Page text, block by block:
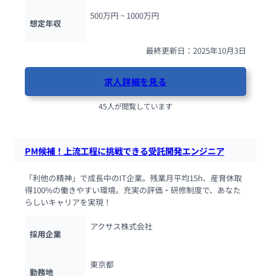
想定年収
500万円 ~ 1000万円
最終更新日：2025年10月3日
求人詳細を見る
45人が閲覧しています
PM候補！上流工程に挑戦できる受託開発エンジニア
「利他の精神」で成長中のIT企業。残業月平均15h、産育休取
得100%の働きやすい環境。充実の評価・研修制度で、あなた
らしいキャリアを実現！
採用企業
アクサス株式会社
勤務地
東京都